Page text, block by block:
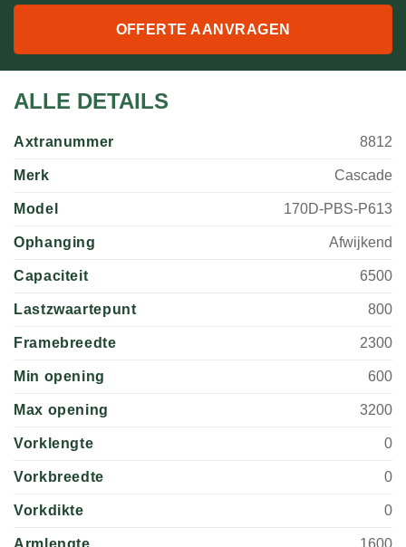
OFFERTE AANVRAGEN
ALLE DETAILS
Axtranummer 8812
Merk Cascade
Model 170D-PBS-P613
Ophanging Afwijkend
Capaciteit 6500
Lastzwaartepunt 800
Framebreedte 2300
Min opening 600
Max opening 3200
Vorklengte 0
Vorkbreedte 0
Vorkdikte 0